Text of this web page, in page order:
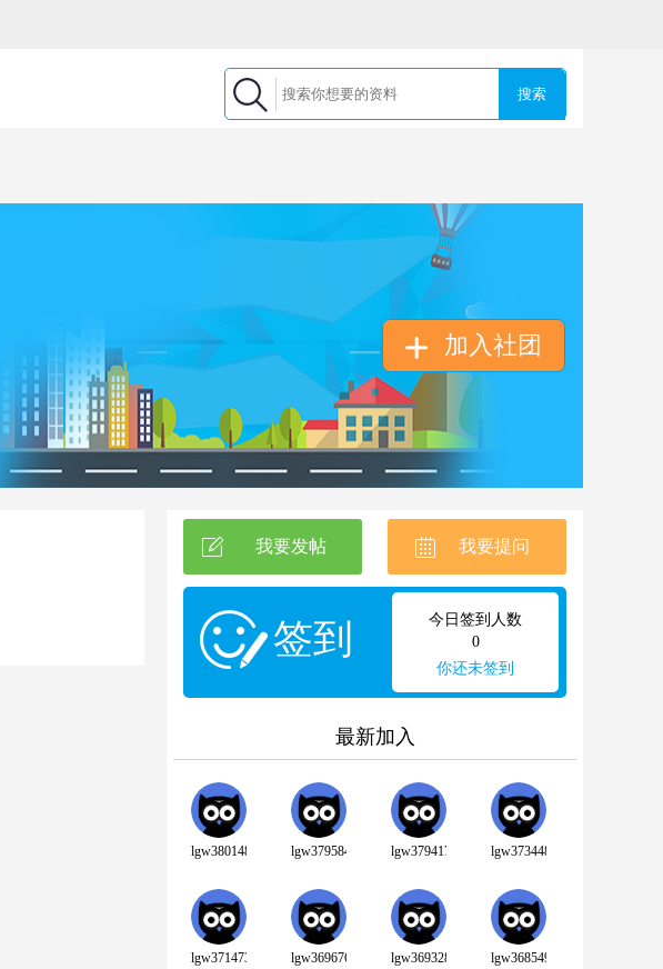
搜索
加入社团
我要发帖 我要提问
签到
今日签到人数
0
你还未签到
最新加入
lgw380148 lgw379584 lgw379417 lgw373448
lgw371473 lgw369676 lgw369328 lgw368549